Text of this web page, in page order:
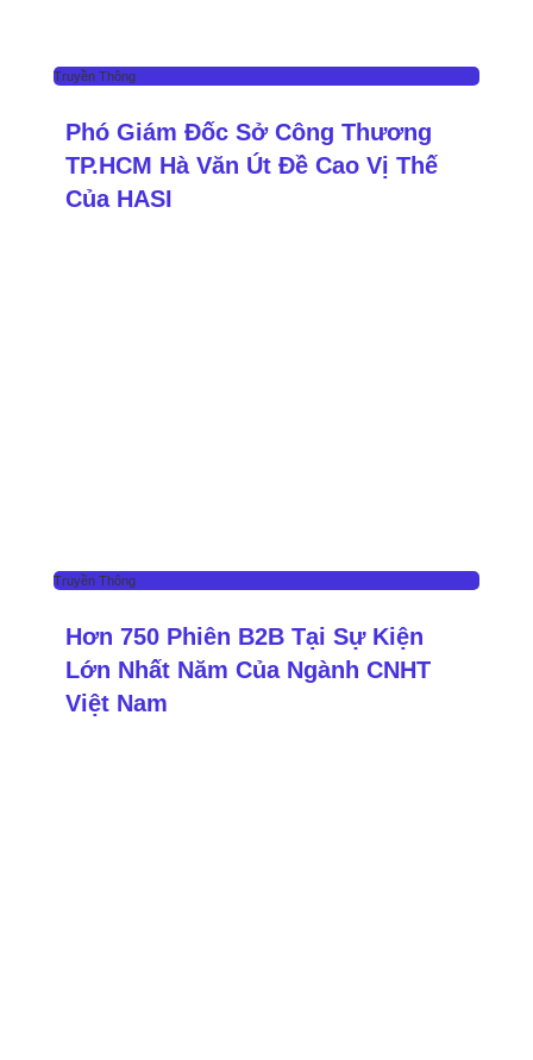
Truyền Thông
Phó Giám Đốc Sở Công Thương
TP.HCM Hà Văn Út Đề Cao Vị Thế
Của HASI
Truyền Thông
Hơn 750 Phiên B2B Tại Sự Kiện
Lớn Nhất Năm Của Ngành CNHT
Việt Nam